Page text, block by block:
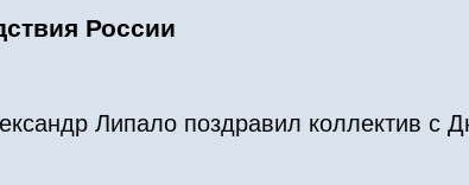
России
Липало поздравил коллектив с